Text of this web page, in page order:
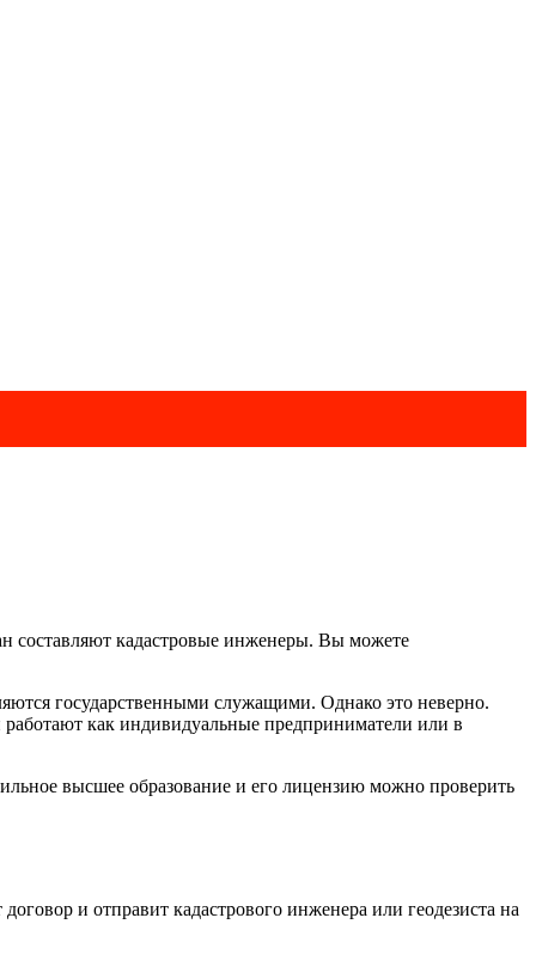
составляют кадастровые инженеры. Вы можете
государственными служащими. Однако это неверно.
как индивидуальные предприниматели или в
высшее образование и его лицензию можно проверить
и отправит кадастрового инженера или геодезиста на